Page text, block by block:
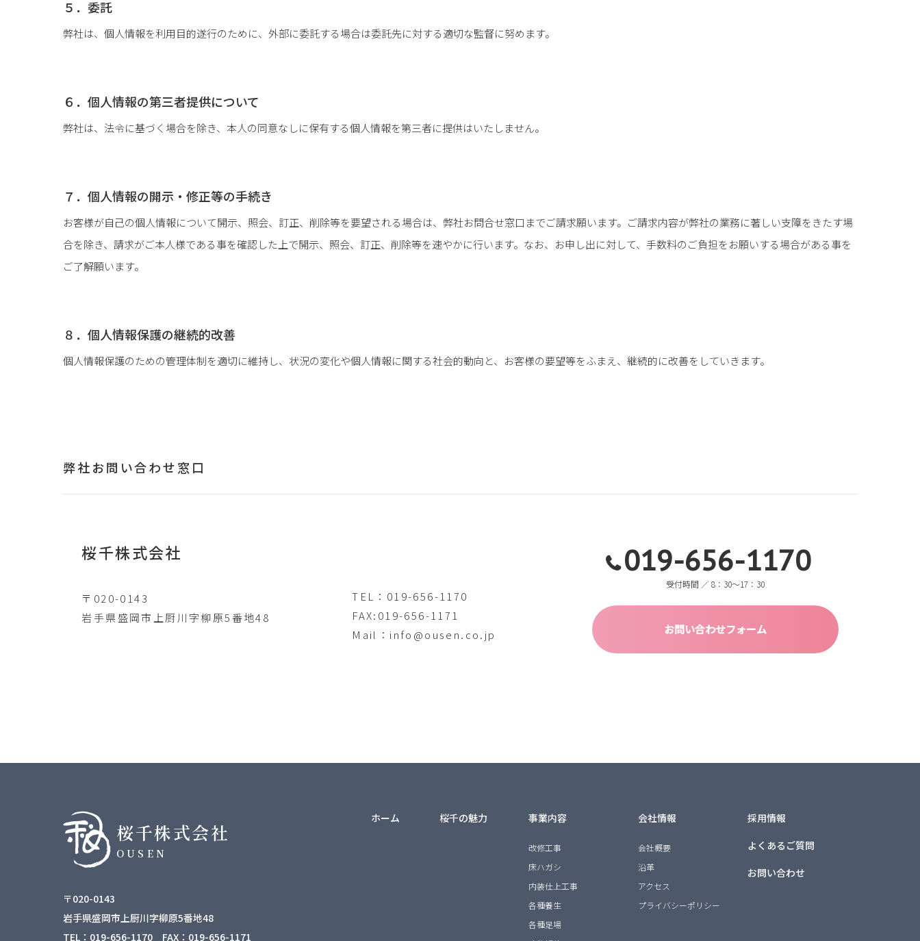
５．委託
弊社は、個人情報を利用目的遂行のために、外部に委託する場合は委託先に対する適切な監督に努めます。
６．個人情報の第三者提供について
弊社は、法令に基づく場合を除き、本人の同意なしに保有する個人情報を第三者に提供はいたしません。
７．個人情報の開示・修正等の手続き
お客様が自己の個人情報について開示、照会、訂正、削除等を要望される場合は、弊社お問合せ窓口までご請求願います。ご請求内容が弊社の業務に著しい支障をきたす場
合を除き、請求がご本人様である事を確認した上で開示、照会、訂正、削除等を速やかに行います。なお、お申し出に対して、手数料のご負担をお願いする場合がある事を
ご了解願います。
８．個人情報保護の継続的改善
個人情報保護のための管理体制を適切に維持し、状況の変化や個人情報に関する社会的動向と、お客様の要望等をふまえ、継続的に改善をしていきます。
弊社お問い合わせ窓口
桜千株式会社
〒020-0143
岩手県盛岡市上厨川字柳原5番地48
TEL：019-656-1170
FAX:019-656-1171
Mail：info@ousen.co.jp
019-656-1170
受付時間 ／ 8：30〜17：30
お問い合わせフォーム
桜千株式会社
OUSEN
〒020-0143
岩手県盛岡市上厨川字柳原5番地48
TEL：019-656-1170 FAX：019-656-1171
ホーム 桜千の魅力 事業内容
改修工事
床ハガシ
内装仕上工事
各種養生
各種足場
会社情報
会社概要
沿革
アクセス
プライバシーポリシー
採用情報
よくあるご質問
お問い合わせ